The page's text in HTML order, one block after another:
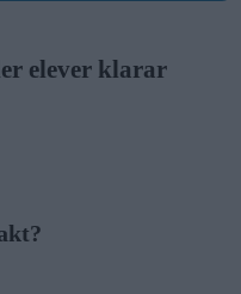
elever klarar